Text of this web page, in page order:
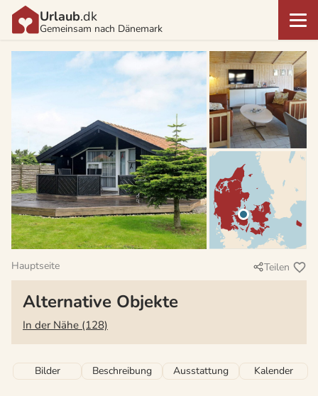
Urlaub.dk
Gemeinsam nach Dänemark
Hauptseite Teilen
Alternative Objekte
In der Nähe (128)
Bilder Beschreibung Ausstattung Kalender